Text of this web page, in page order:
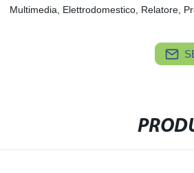
Multimedia, Elettrodomestico, Relatore,